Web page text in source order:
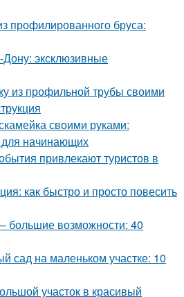
профилированного бруса:
эксклюзивные
из профильной трубы своими
своими руками:
для начинающих
привлекают туристов в
как быстро и просто повесить
большие возможности: 40
сад на маленьком участке: 10
участок в красивый